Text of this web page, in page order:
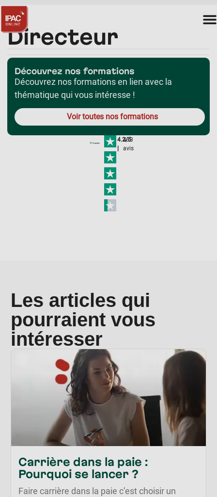
Directeur
Découvrez nos formations
Découvrez nos formations en lien avec la
thématique qui vous intéresse !
Voir toutes nos formations
4.2/5
433
avis
Les articles qui
pourraient vous
intéresser
Carrière dans la paie :
Pourquoi se lancer ?
Faire carrière dans la paie c’est choisir un